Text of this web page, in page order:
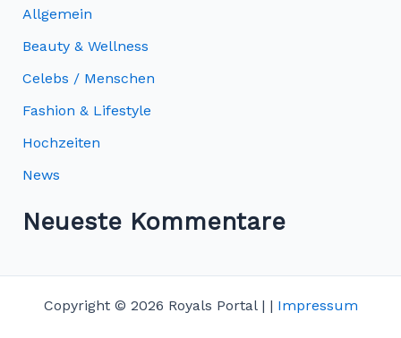
Allgemein
Beauty & Wellness
Celebs / Menschen
Fashion & Lifestyle
Hochzeiten
News
Neueste Kommentare
Copyright © 2026 Royals Portal | | Impressum